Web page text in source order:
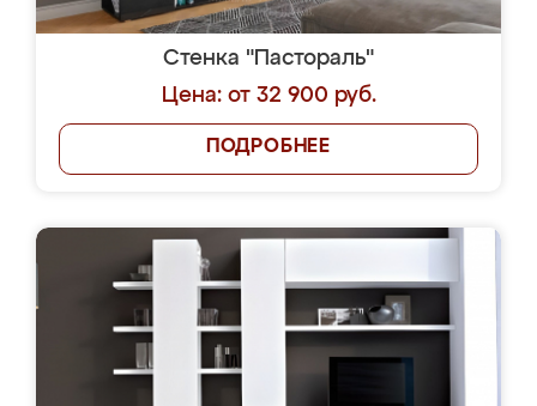
Стенка "Пастораль"
Цена: от 32 900 руб.
ПОДРОБНЕЕ